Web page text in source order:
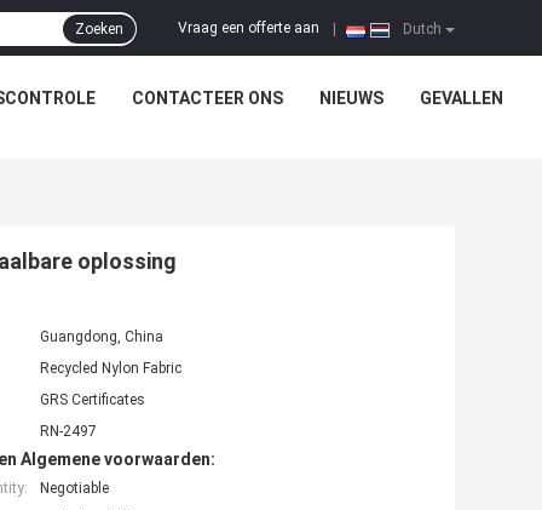
Dutch
Vraag een offerte aan
Zoeken
CONTACTEER ONS NIEUWS GEVALLEN
oplossing
Guangdong, China
Recycled Nylon Fabric
GRS Certificates
RN-2497
Algemene voorwaarden:
Negotiable